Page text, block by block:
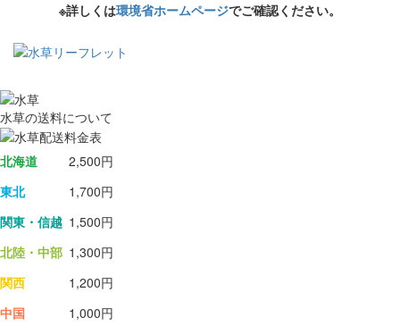
※詳しくは環境省ホームページでご確認ください。
水草の送料について
北海道
2,500円
東北
1,700円
関東・信越 1,500円
北陸・中部 1,300円
関西
1,200円
中国
1,000円